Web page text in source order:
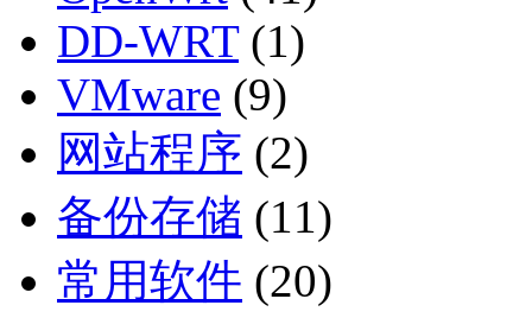
DD-WRT(1)
VMware (9)
网站程序 (2)
备份存储 (11)
常用软件 (20)